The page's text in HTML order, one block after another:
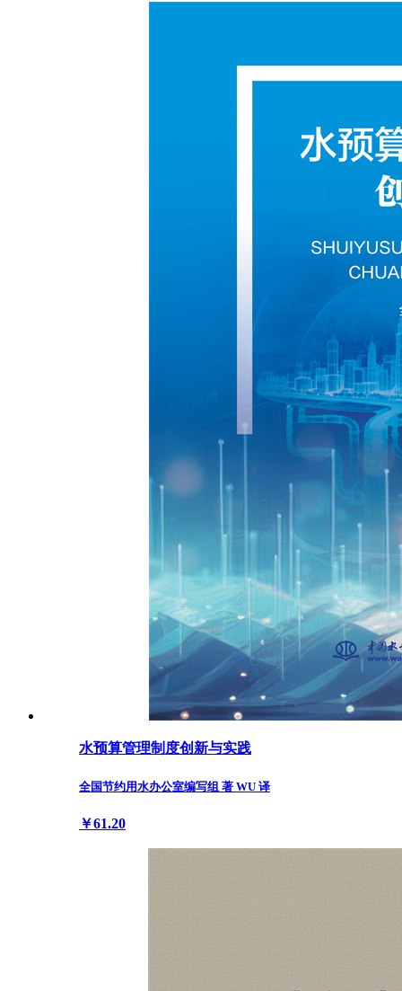
水预算管理制度创新与实践
全国节约用水办公室编写组 著 WU 译
￥61.20